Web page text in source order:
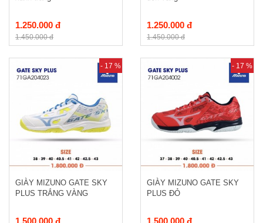
1.250.000 đ
1.450.000 đ
1.250.000 đ
1.450.000 đ
- 17 %
GIÀY MIZUNO GATE SKY
PLUS TRẮNG VÀNG
- 17 %
GIÀY MIZUNO GATE SKY
PLUS ĐỎ